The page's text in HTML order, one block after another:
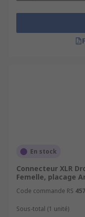
En stock
Connecteur XLR
Femelle, placage
Code commande RS
Sous-total (1 unité)